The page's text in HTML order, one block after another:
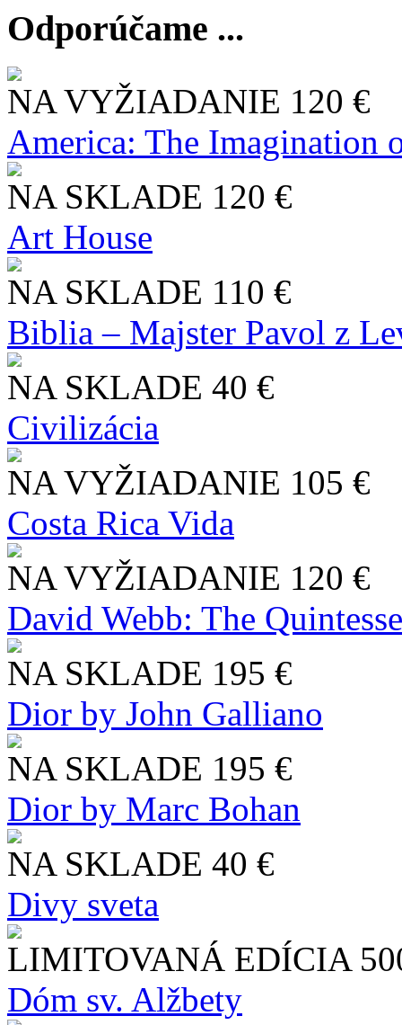
Odporúčame ...
NA VYŽIADANIE 120 €
America: The Imagination
NA SKLADE 120 €
Art House
NA SKLADE 110 €
Biblia – Majster Pavol z
NA SKLADE 40 €
Civilizácia
NA VYŽIADANIE 105 €
Costa Rica Vida
NA VYŽIADANIE 120 €
David Webb: The
NA SKLADE 195 €
Dior by John Galliano
NA SKLADE 195 €
Dior by Marc Bohan
NA SKLADE 40 €
Divy sveta
LIMITOVANÁ EDÍCIA
Dóm sv. Alžbety